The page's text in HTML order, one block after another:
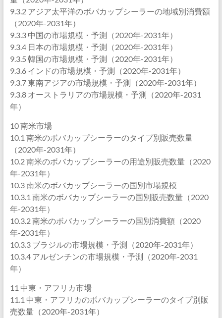
9.3.2 アジア太平洋のボバカップシーラーの地域別消費額
（2020年-2031年）
9.3.3 中国の市場規模・予測（2020年-2031年）
9.3.4 日本の市場規模・予測（2020年-2031年）
9.3.5 韓国の市場規模・予測（2020年-2031年）
9.3.6 インドの市場規模・予測（2020年-2031年）
9.3.7 東南アジアの市場規模・予測（2020年-2031年）
9.3.8 オーストラリアの市場規模・予測（2020年-2031
年）
10 南米市場
10.1 南米のボバカップシーラーのタイプ別販売数量
（2020年-2031年）
10.2 南米のボバカップシーラーの用途別販売数量（2020
年-2031年）
10.3 南米のボバカップシーラーの国別市場規模
10.3.1 南米のボバカップシーラーの国別販売数量（2020
年-2031年）
10.3.2 南米のボバカップシーラーの国別消費額（2020
年-2031年）
10.3.3 ブラジルの市場規模・予測（2020年-2031年）
10.3.4 アルゼンチンの市場規模・予測（2020年-2031
年）
11 中東・アフリカ市場
11.1 中東・アフリカのボバカップシーラーのタイプ別販
売数量（2020年-2031年）